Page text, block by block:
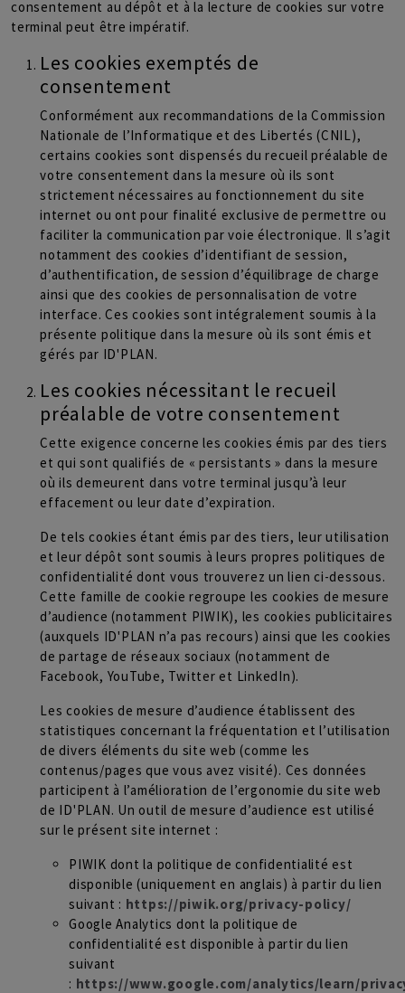
consentement au dépôt et à la lecture de cookies sur votre
terminal peut être impératif.
Les cookies exemptés de
consentement
Conformément aux recommandations de la Commission
Nationale de l’Informatique et des Libertés (CNIL),
certains cookies sont dispensés du recueil préalable de
votre consentement dans la mesure où ils sont
strictement nécessaires au fonctionnement du site
internet ou ont pour finalité exclusive de permettre ou
faciliter la communication par voie électronique. Il s’agit
notamment des cookies d’identifiant de session,
d’authentification, de session d’équilibrage de charge
ainsi que des cookies de personnalisation de votre
interface. Ces cookies sont intégralement soumis à la
présente politique dans la mesure où ils sont émis et
gérés par ID'PLAN.
Les cookies nécessitant le recueil
préalable de votre consentement
Cette exigence concerne les cookies émis par des tiers
et qui sont qualifiés de « persistants » dans la mesure
où ils demeurent dans votre terminal jusqu’à leur
effacement ou leur date d’expiration.
De tels cookies étant émis par des tiers, leur utilisation
et leur dépôt sont soumis à leurs propres politiques de
confidentialité dont vous trouverez un lien ci-dessous.
Cette famille de cookie regroupe les cookies de mesure
d’audience (notamment PIWIK), les cookies publicitaires
(auxquels ID'PLAN n’a pas recours) ainsi que les cookies
de partage de réseaux sociaux (notamment de
Facebook, YouTube, Twitter et LinkedIn).
Les cookies de mesure d’audience établissent des
statistiques concernant la fréquentation et l’utilisation
de divers éléments du site web (comme les
contenus/pages que vous avez visité). Ces données
participent à l’amélioration de l’ergonomie du site web
de ID'PLAN. Un outil de mesure d’audience est utilisé
sur le présent site internet :
PIWIK dont la politique de confidentialité est
disponible (uniquement en anglais) à partir du lien
suivant : https://piwik.org/privacy-policy/
Google Analytics dont la politique de
confidentialité est disponible à partir du lien
suivant
: https://www.google.com/analytics/learn/